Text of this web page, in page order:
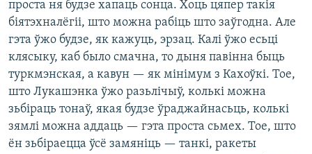
проста ня будзе хапаць сонца. Хоць цяпер такія
біятэхналёгіі, што можна рабіць што заўгодна. Але
гэта ўжо будзе, як кажуць, эрзац. Калі ўжо есьці
клясыку, каб было смачна, то дыня павінна быць
туркмэнская, а кавун — як мінімум з Кахоўкі. Тое,
што Лукашэнка ўжо разьлічыў, колькі можна
зьбіраць тонаў, якая будзе ўраджайнасьць, колькі
зямлі можна аддаць — гэта проста сьмех. Тое, што
ён зьбіраецца ўсё замяніць — танкі, ракеты